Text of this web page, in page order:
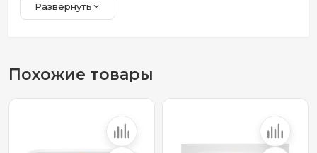
Развернуть
Похожие товары